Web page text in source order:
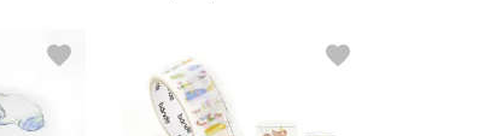
favorite favorite